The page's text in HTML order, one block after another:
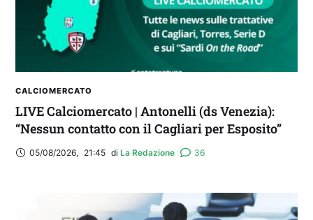
CALCIOMERCATO
LIVE Calciomercato | Antonelli (ds Venezia):
“Nessun contatto con il Cagliari per Esposito”
05/08/2026, 21:45 di La Redazione 36